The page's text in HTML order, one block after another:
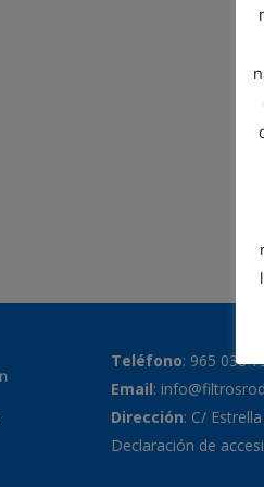
Teléfono: 965 038
Email:
Dirección: C/
Declaración de